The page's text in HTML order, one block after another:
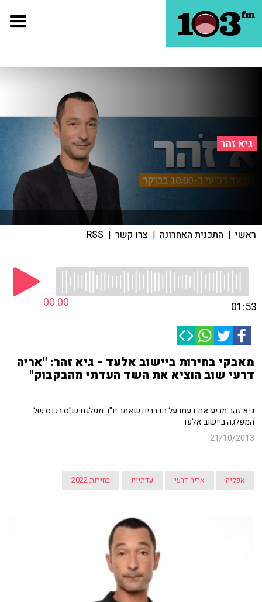
גיא זהר
ראשי | התכנית האחרונה | צרו קשר |
RSS
00:00 01:53
מאבקי בחירות ביישוב אלעד - גיא זהר: "אריה
דרעי שוב הוציא את השד העדתי מהבקבוק"
גיא זהר מביע את דעתו על הדברים שאמר יו"ר מפלגת ש"ס בכנס של
המפלגה ביישוב אלעד
21/10/2013
אפליה אריה דרעי עדתיות בחירות 2022